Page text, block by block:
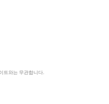
트와는 무관합니다.